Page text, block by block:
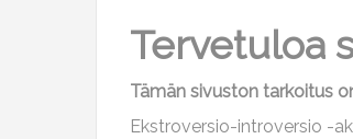
Tervetuloa
Tämän sivuston tarkoitus
Ekstroversio-introversio -